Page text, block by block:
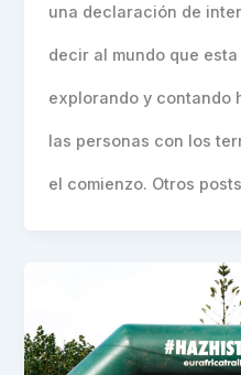
una declaración de
decir al mundo que
explorando y contando
las personas con los
el comienzo. Otros